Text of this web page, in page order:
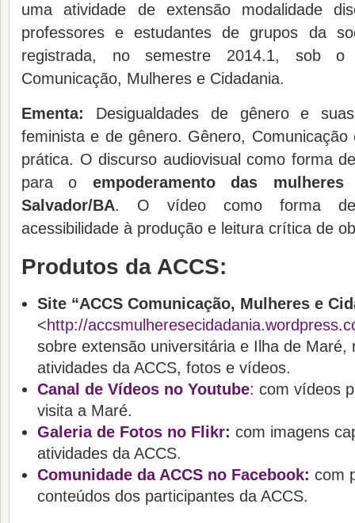
uma atividade de extensão modalidade
professores e estudantes de grupos da
registrada, no semestre 2014.1, sob o
Comunicação, Mulheres e Cidadania.
Ementa: Desigualdades de gênero e
feminista e de gênero. Gênero, Comunicação
prática. O discurso audiovisual como forma
para o empoderamento das
Salvador/BA. O vídeo como forma de
acessibilidade à produção e leitura crítica de
Produtos da ACCS:
Site “ACCS Comunicação, Mulheres e
<http://
sobre extensão universitária e Ilha de Maré,
atividades da ACCS, fotos e vídeos.
Canal de Vídeos no Youtube: com vídeos
visita a Maré.
Galeria de Fotos no Flikr: com imagens
atividades da ACCS.
Comunidade da ACCS no Facebook: com
conteúdos dos participantes da ACCS.